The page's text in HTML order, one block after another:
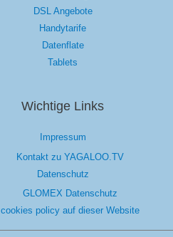
DSL Angebote
Handytarife
Datenflate
Tablets
Wichtige Links
Impressum
Kontakt zu YAGALOO.TV
Datenschutz
GLOMEX Datenschutz
cookies policy auf dieser Website